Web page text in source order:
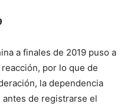
a finales de 2019 puso a
por lo que de
la dependencia
de registrarse el